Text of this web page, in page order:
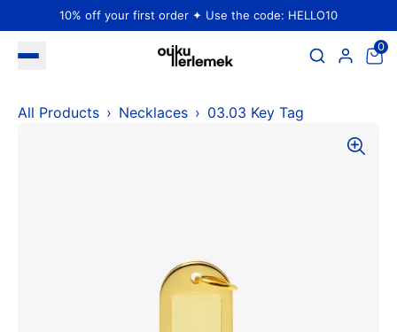
10% off your first order ✦ Use the code: HELLO10
0
All Products Necklaces 03.03 Key Tag